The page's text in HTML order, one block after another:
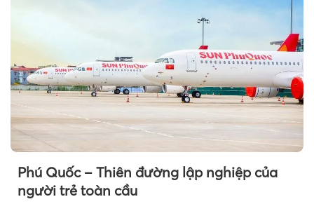
Phú Quốc – Thiên đường lập nghiệp của
người trẻ toàn cầu